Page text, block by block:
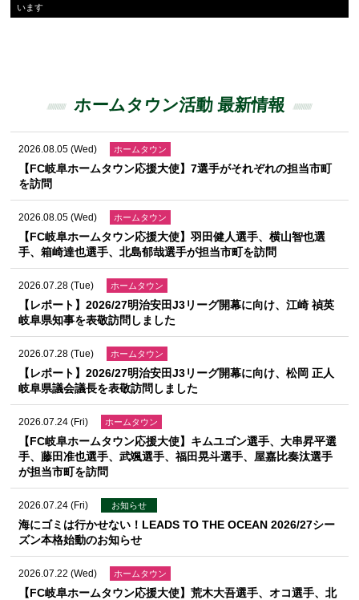
います
ホームタウン活動 最新情報
2026.08.05 (Wed) ホームタウン
【FC岐阜ホームタウン応援大使】7選手がそれぞれの担当市町
を訪問
2026.08.05 (Wed) ホームタウン
【FC岐阜ホームタウン応援大使】羽田健人選手、横山智也選
手、箱崎達也選手、北島郁哉選手が担当市町を訪問
2026.07.28 (Tue) ホームタウン
【レポート】2026/27明治安田J3リーグ開幕に向け、江崎 禎英
岐阜県知事を表敬訪問しました
2026.07.28 (Tue) ホームタウン
【レポート】2026/27明治安田J3リーグ開幕に向け、松岡 正人
岐阜県議会議長を表敬訪問しました
2026.07.24 (Fri) ホームタウン
【FC岐阜ホームタウン応援大使】キムユゴン選手、大串昇平選
手、藤田准也選手、武颯選手、福田晃斗選手、屋嘉比奏汰選手
が担当市町を訪問
2026.07.24 (Fri) お知らせ
海にゴミは行かせない！LEADS TO THE OCEAN 2026/27シー
ズン本格始動のお知らせ
2026.07.22 (Wed) ホームタウン
【FC岐阜ホームタウン応援大使】荒木大吾選手、オコ選手、北